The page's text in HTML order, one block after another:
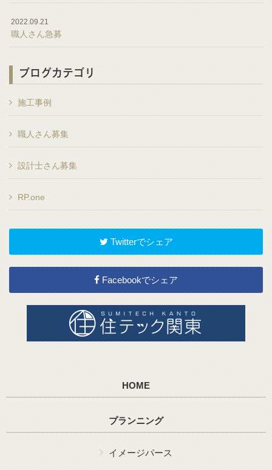
2022.09.21
職人さん急募
ブログカテゴリ
施工事例
職人さん募集
設計士さん募集
RP.one
Twitterでシェア
Facebookでシェア
HOME
プランニング
イメージパース